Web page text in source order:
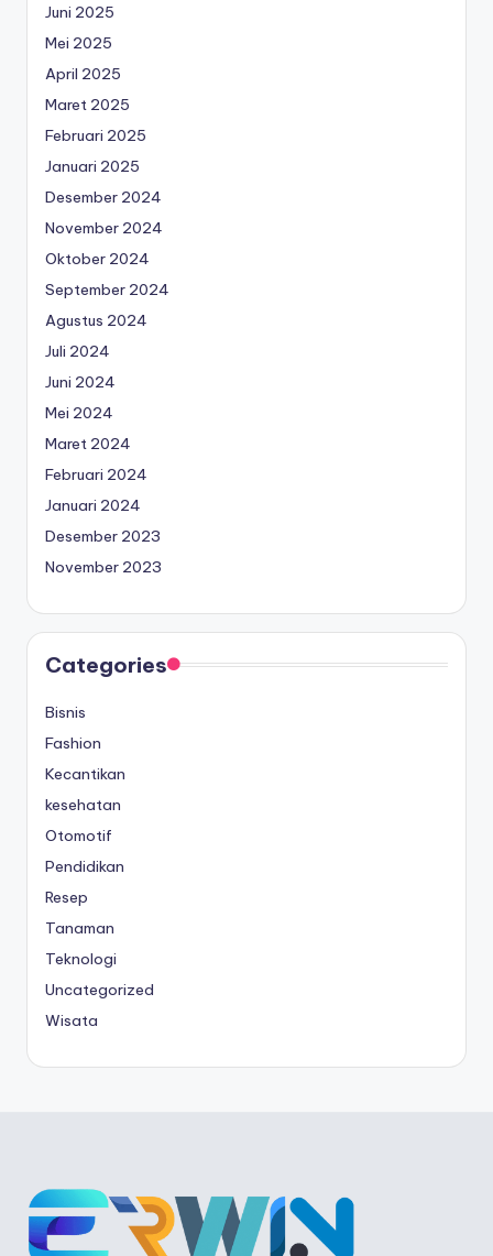
Juni 2025
Mei 2025
April 2025
Maret 2025
Februari 2025
Januari 2025
Desember 2024
November 2024
Oktober 2024
September 2024
Agustus 2024
Juli 2024
Juni 2024
Mei 2024
Maret 2024
Februari 2024
Januari 2024
Desember 2023
November 2023
Categories
Bisnis
Fashion
Kecantikan
kesehatan
Otomotif
Pendidikan
Resep
Tanaman
Teknologi
Uncategorized
Wisata